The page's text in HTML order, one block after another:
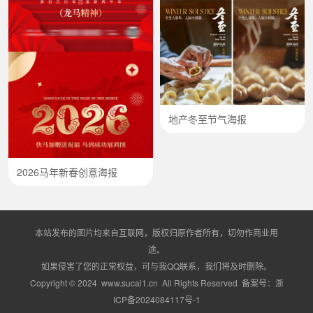
地产冬至节气海报
2026马年新春创意海报
本站发布的图片均来自互联网，版权归原作者所有，切勿作商业用
途。
如果侵害了您的正常权益，可与我QQ联系，我们将及时删除。
Copyright © 2024 www.sucai1.cn All Rights Reserved 备案号： 浙
ICP备2024084117号-1